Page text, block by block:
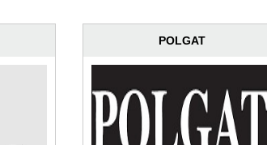
POLGAT